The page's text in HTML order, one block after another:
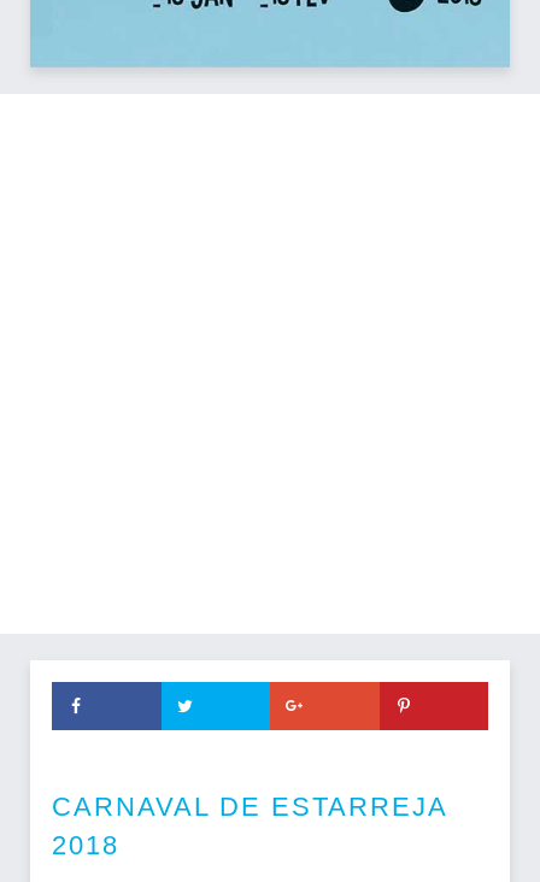
CARNAVAL DE ESTARREJA
2018